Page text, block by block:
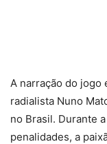
A narração do jogo
radialista Nuno
no Brasil. Durante
penalidades, a